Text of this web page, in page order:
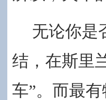
无论你是
结，在斯里
车”。而最